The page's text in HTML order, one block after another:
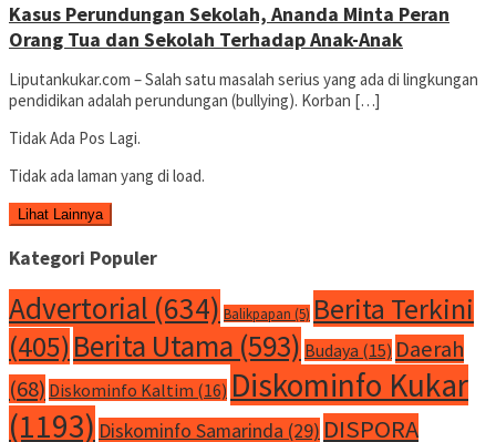
Kasus Perundungan Sekolah, Ananda Minta Peran
Orang Tua dan Sekolah Terhadap Anak-Anak
Liputankukar.com – Salah satu masalah serius yang ada di lingkungan
pendidikan adalah perundungan (bullying). Korban […]
Tidak Ada Pos Lagi.
Tidak ada laman yang di load.
Lihat Lainnya
Kategori Populer
Advertorial (634) Balikpapan (5) Berita Terkini
(405)Berita Utama (593) Budaya (15) Daerah
(68) Diskominfo Kaltim (16) Diskominfo Kukar
(1193) Diskominfo Samarinda (29) DISPORA